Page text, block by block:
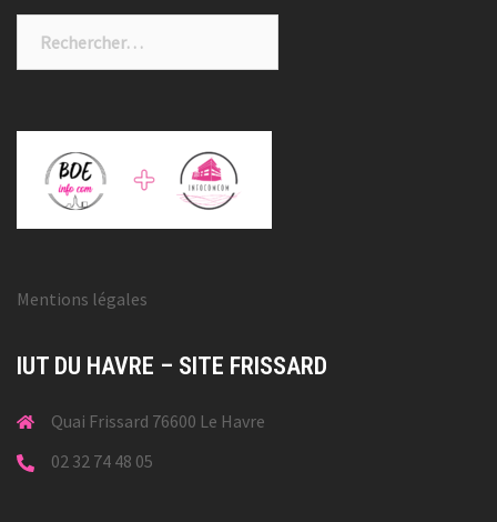
Mentions légales
IUT DU HAVRE – SITE FRISSARD
Quai Frissard 76600 Le Havre
02 32 74 48 05